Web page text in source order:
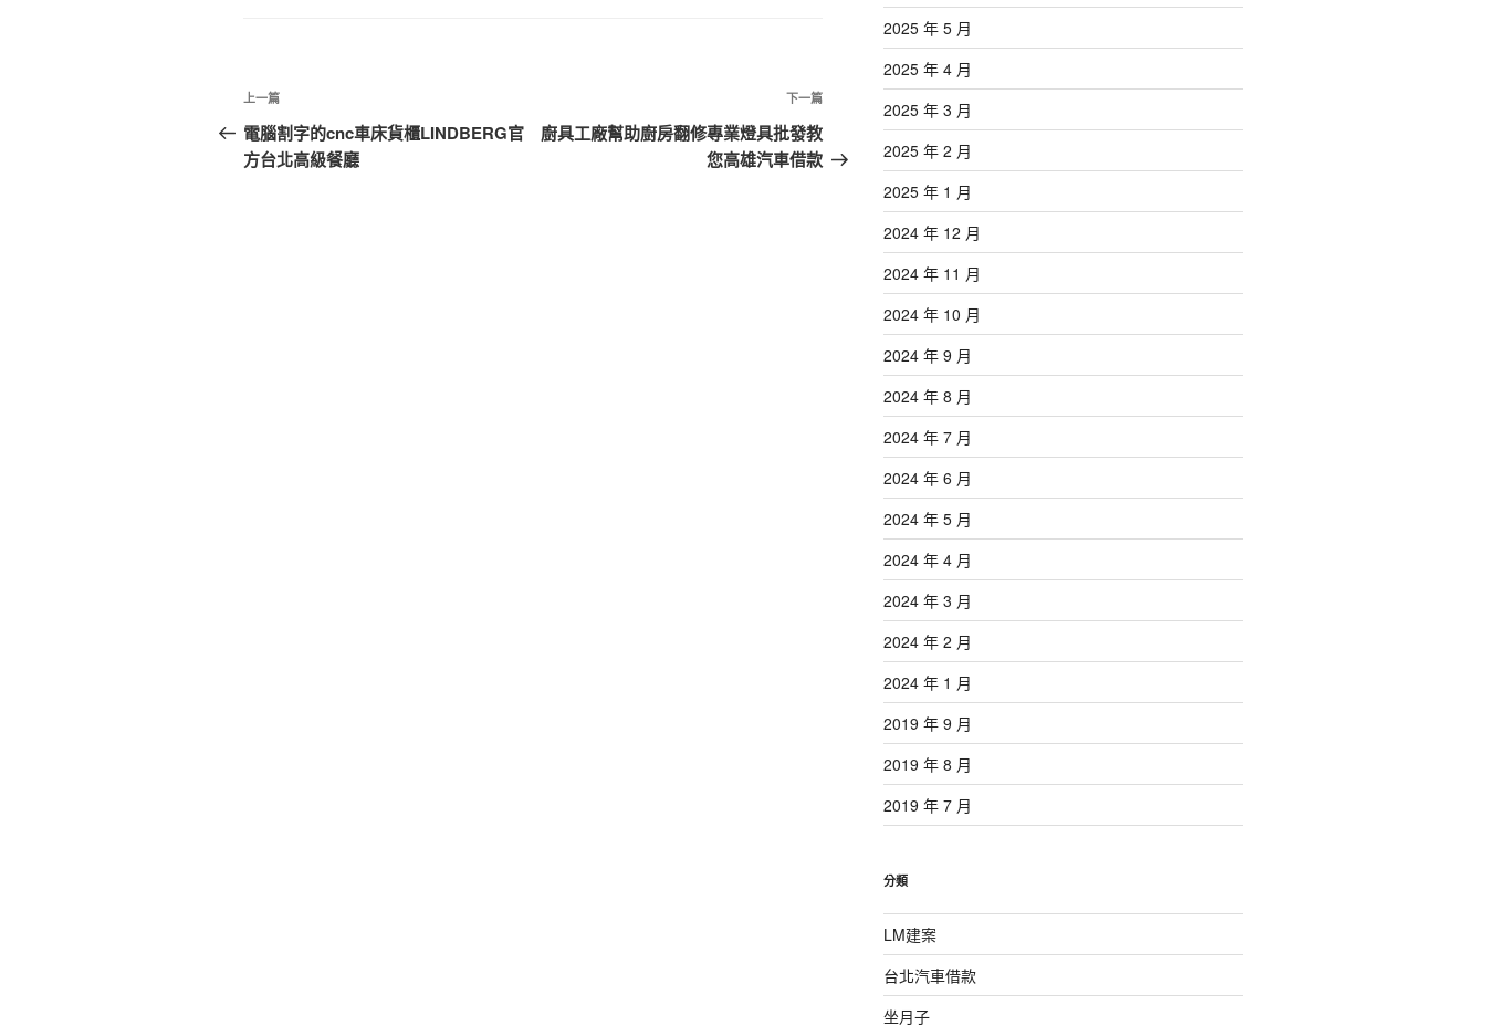
文
章
導
上
一
篇
上一篇
電腦割字的cnc車床貨櫃LINDBERG官
方台北高級餐廳
下
一
篇
下一篇
廚具工廠幫助廚房翻修專業燈具批發教
您高雄汽車借款
2025 年 5 月
2025 年 4 月
2025 年 3 月
2025 年 2 月
2025 年 1 月
2024 年 12 月
2024 年 11 月
2024 年 10 月
2024 年 9 月
2024 年 8 月
2024 年 7 月
2024 年 6 月
2024 年 5 月
2024 年 4 月
2024 年 3 月
2024 年 2 月
2024 年 1 月
2019 年 9 月
2019 年 8 月
2019 年 7 月
分類
LM建案
台北汽車借款
坐月子